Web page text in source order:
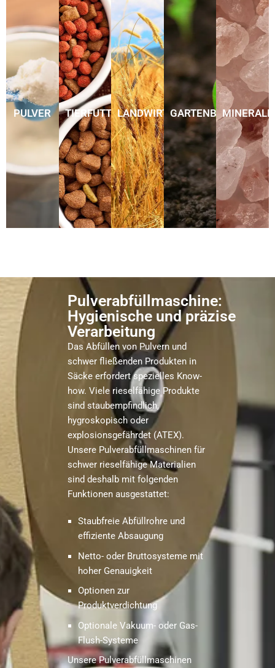
PULVER TIERFUTTERLANDWIRTSCHAFT
GARTENBAU
Pulverabfüllmaschine:
Hygienische und präzise
Verarbeitung
Das Abfüllen von Pulvern und
schwer fließenden Produkten in
Säcke erfordert spezielles Know-
how. Viele rieselfähige Produkte
sind staubempfindlich,
hygroskopisch oder
explosionsgefährdet (ATEX).
Unsere Pulverabfüllmaschinen für
schwer rieselfähige Materialien
sind deshalb mit folgenden
Funktionen ausgestattet:
Staubfreie Abfüllrohre und
effiziente Absaugung
Netto- oder Bruttosysteme mit
hoher Genauigkeit
Optionen zur
Produktverdichtung
Optionale Vakuum- oder Gas-
Flush-Systeme
Unsere Pulverabfüllmaschinen